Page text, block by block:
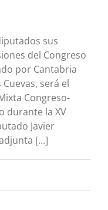
sus
del Congreso
por Cantabria
será el
Congreso-
durante la XV
Javier
[...]